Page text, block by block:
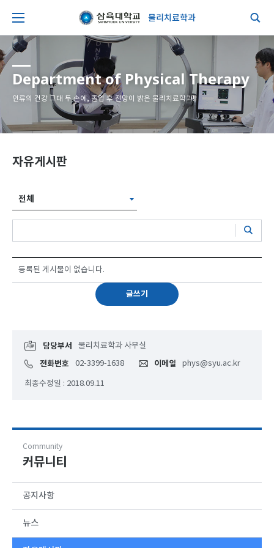
물리치료학과
Department of Physical Therapy
인류의 건강 그대 두 손에, 졸업 후 전망이 밝은 물리치료학과!
자유게시판
전체
등록된 게시물이 없습니다.
글쓰기
담당부서 물리치료학과 사무실
전화번호 02-3399-1638 이메일 phys@syu.ac.kr
최종수정일 : 2018.09.11
Community
커뮤니티
공지사항
뉴스